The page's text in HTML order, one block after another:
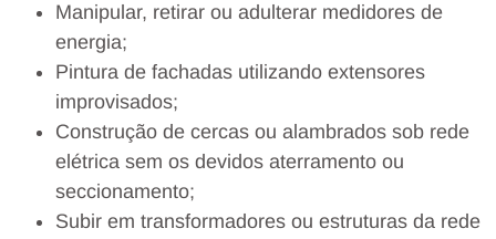
Manipular, retirar ou adulterar medidores de
energia;
Pintura de fachadas utilizando extensores
improvisados;
Construção de cercas ou alambrados sob rede
elétrica sem os devidos aterramento ou
seccionamento;
Subir em transformadores ou estruturas da rede